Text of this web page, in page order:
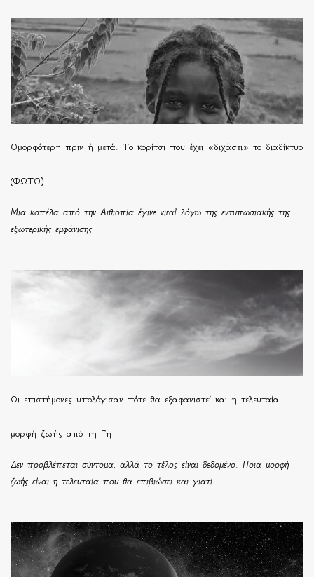
Ομορφότερη πριν ή μετά. Το κορίτσι που έχει «διχάσει» το διαδίκτυο
(ΦΩΤΟ)
Μια κοπέλα από την Αιθιοπία έγινε viral λόγω της εντυπωσιακής της
εξωτερικής εμφάνισης
Οι επιστήμονες υπολόγισαν πότε θα εξαφανιστεί και η τελευταία
μορφή ζωής από τη Γη
Δεν προβλέπεται σύντομα, αλλά το τέλος είναι δεδομένο. Ποια μορφή
ζωής είναι η τελευταία που θα επιβιώσει και γιατί